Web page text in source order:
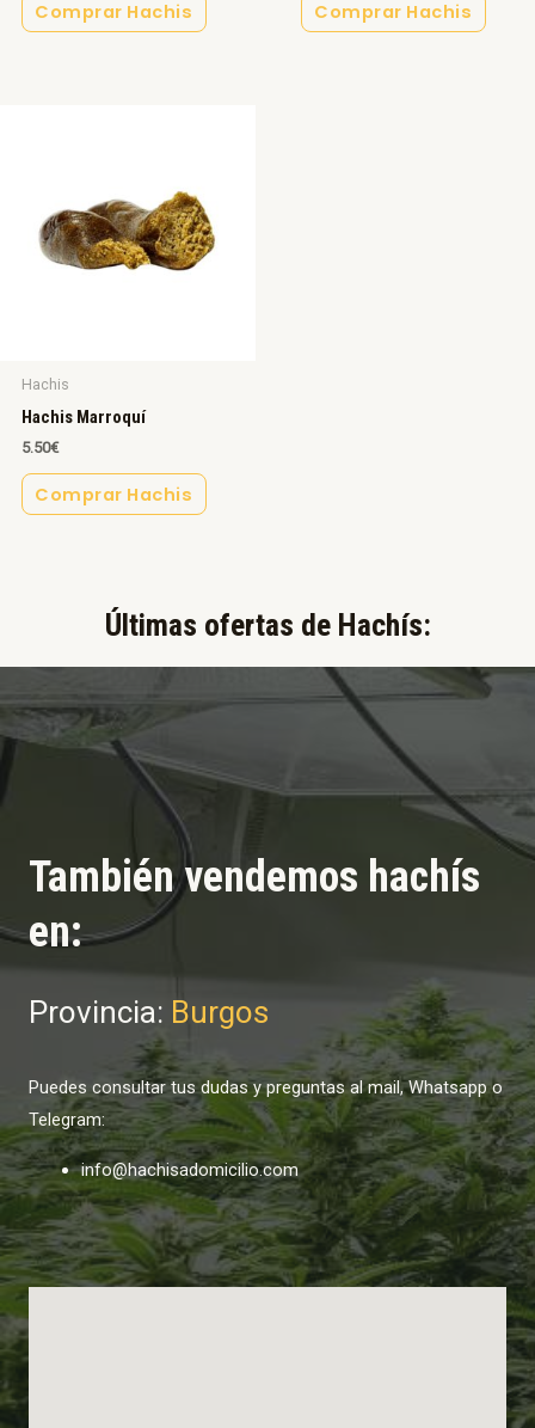
Comprar Hachis Comprar Hachis
Hachis
Hachis Marroquí
5.50€
Comprar Hachis
Últimas ofertas de Hachís:​
También vendemos hachís
en:
Provincia: Burgos
Puedes consultar tus dudas y preguntas al mail, Whatsapp o
Telegram:
info@hachisadomicilio.com